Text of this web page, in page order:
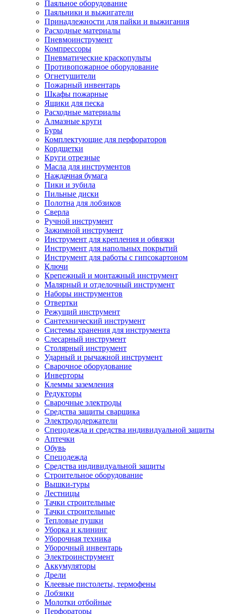
Паяльное оборудование
Паяльники и выжигатели
Принадлежности для пайки и выжигания
Расходные материалы
Пневмоинструмент
Компрессоры
Пневматические краскопульты
Противопожарное оборудование
Огнетушители
Пожарный инвентарь
Шкафы пожарные
Ящики для песка
Расходные материалы
Алмазные круги
Буры
Комплектующие для перфораторов
Кордщетки
Круги отрезные
Масла для инструментов
Наждачная бумага
Пики и зубила
Пильные диски
Полотна для лобзиков
Сверла
Ручной инструмент
Зажимной инструмент
Инструмент для крепления и обвязки
Инструмент для напольных покрытий
Инструмент для работы с гипсокартоном
Ключи
Крепежный и монтажный инструмент
Малярный и отделочный инструмент
Наборы инструментов
Отвертки
Режущий инструмент
Сантехнический инструмент
Системы хранения для инструмента
Слесарный инструмент
Столярный инструмент
Ударный и рычажной инструмент
Сварочное оборудование
Инверторы
Клеммы заземления
Редукторы
Сварочные электроды
Средства защиты сварщика
Электрододержатели
Спецодежда и средства индивидуальной защиты
Аптечки
Обувь
Спецодежда
Средства индивидуальной защиты
Строительное оборудование
Вышки-туры
Лестницы
Тачки строительные
Тачки строительные
Тепловые пушки
Уборка и клининг
Уборочная техника
Уборочный инвентарь
Электроинструмент
Аккумуляторы
Дрели
Клеевые пистолеты, термофены
Лобзики
Молотки отбойные
Перфораторы